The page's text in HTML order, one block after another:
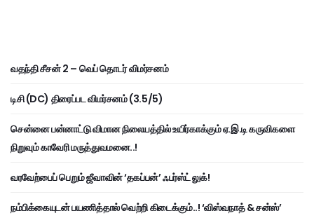
வதந்தி சீசன் 2 – வெப் தொடர் விமர்சனம்
டிசி (DC) திரைப்பட விமர்சனம் (3.5/5)
சென்னை பன்னாட்டு விமான நிலையத்தில் உயிர்காக்கும் ஏ.இ.டி கருவிகளை
நிறுவும் காவேரி மருத்துவமனை..!
வரவேற்பைப் பெறும் ஜீவாவின் ‘தகப்பன்’ ஃபர்ஸ்ட் லுக்!
நம்பிக்கையுடன் பயணித்தால் வெற்றி கிடைக்கும்..! ‘விஸ்வநாத் & சன்ஸ்’